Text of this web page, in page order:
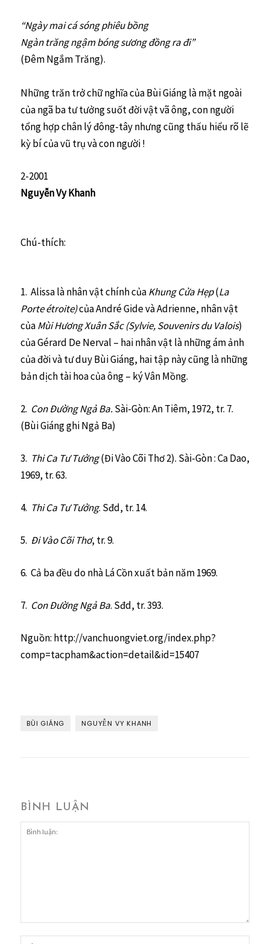
“Ngày mai cá sóng phiêu bồng
Ngàn trăng ngậm bóng sương đồng ra đi”
(Đêm Ngắm Trăng).
Những trăn trở chữ nghĩa của Bùi Giáng là mặt ngoài
của ngã ba tư tưởng suốt đời vật vã ông, con người
tổng hợp chân lý đông-tây nhưng cũng thấu hiểu rõ lẽ
kỳ bí của vũ trụ và con người !
2-2001
Nguyễn Vy Khanh
Chú-thích:
1. Alissa là nhân vật chính củaKhung Cửa Hẹp(La
Porte étroite)của André Gide và Adrienne, nhân vật
củaMùi Hương Xuân Sắc (Sylvie, Souvenirs du Valois)
của Gérard De Nerval – hai nhân vật là những ám ảnh
của đời và tư duy Bùi Giáng, hai tập này cũng là những
bản dịch tài hoa của ông – ký Vân Mồng.
2. Con Đường Ngả Ba.Sài-Gòn: An Tiêm, 1972, tr. 7.
(Bùi Giáng ghi Ngả Ba)
3. Thi Ca Tư Tưởng(Đi Vào Cõi Thơ 2). Sài-Gòn : Ca Dao,
1969, tr. 63.
4. Thi Ca Tư Tưởng. Sđd, tr. 14.
5. Đi Vào Cõi Thơ, tr. 9.
6. Cả ba đều do nhà Lá Cồn xuất bản năm 1969.
7. Con Đường Ngả Ba. Sđd, tr. 393.
Nguồn: http://vanchuongviet.org/index.php?
comp=tacpham&action=detail&id=15407
BÙI GIÁNG NGUYỄN VY KHANH
BÌNH LUẬN
luận: